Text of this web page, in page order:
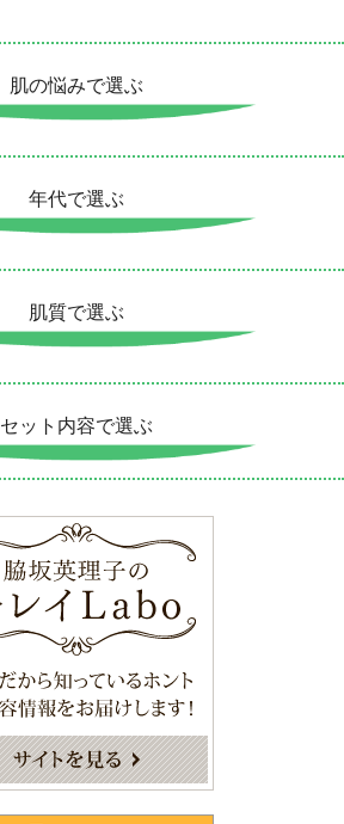
肌の悩みで選ぶ
年代で選ぶ
肌質で選ぶ
セット内容で選ぶ